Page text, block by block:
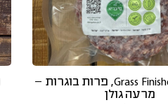
המבורגר Grass Finished, פרות בוגרות –
מרעה גולן